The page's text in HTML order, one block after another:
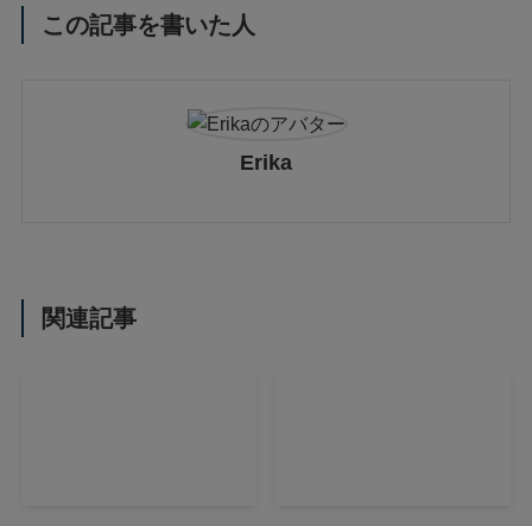
この記事を書いた人
Erika
関連記事